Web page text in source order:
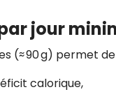
jour
(≈ 90 g) permet de
calorique,
!